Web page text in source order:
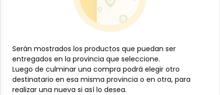
Galleta Dulce cremada chocolate, 408
g (12 u) Redonditas
B-JAM-001-1564
$298
Especificaciones
Serán mostrados los productos que puedan ser
entregados en la provincia que seleccione.
Luego de culminar una compra podrá elegir otro
destinatario en esa misma provincia o en otra, para
realizar una nueva si así lo desea.
Serán mostrados los productos que puedan ser
entregados en la provincia que seleccione.
Luego de culminar una compra podrá elegir otro
destinatario en esa misma provincia o en otra, para
realizar una nueva si así lo desea.